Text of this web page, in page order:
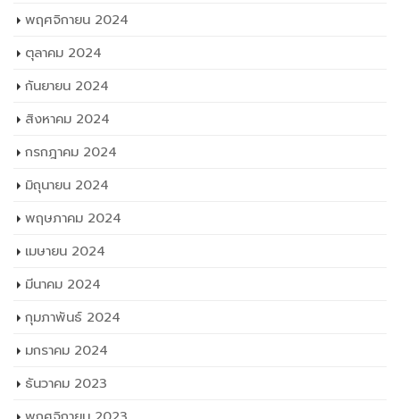
ตุลาคม 2024
กันยายน 2024
สิงหาคม 2024
กรกฎาคม 2024
มิถุนายน 2024
พฤษภาคม 2024
เมษายน 2024
มีนาคม 2024
กุมภาพันธ์ 2024
มกราคม 2024
ธันวาคม 2023
พฤศจิกายน 2023
ตุลาคม 2023